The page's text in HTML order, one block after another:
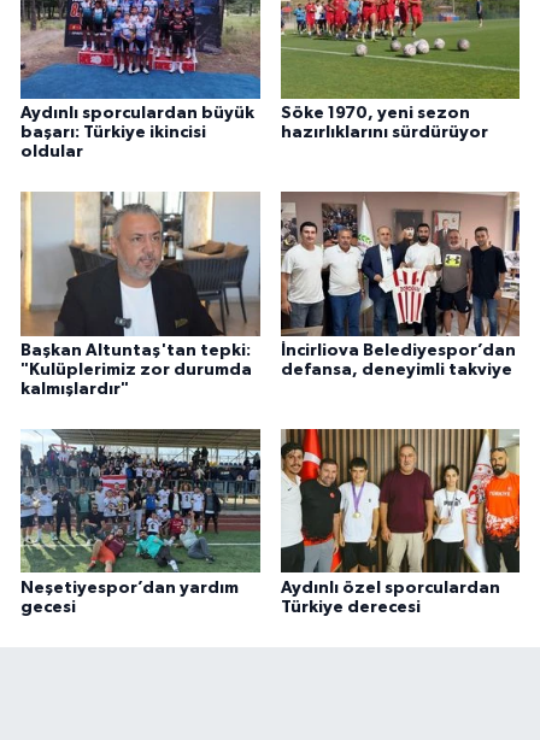
Aydınlı sporculardan büyük
başarı: Türkiye ikincisi
oldular
Söke 1970, yeni sezon
hazırlıklarını sürdürüyor
Başkan Altuntaş'tan tepki:
"Kulüplerimiz zor durumda
kalmışlardır"
İncirliova Belediyespor’dan
defansa, deneyimli takviye
Neşetiyespor’dan yardım
gecesi
Aydınlı özel sporculardan
Türkiye derecesi